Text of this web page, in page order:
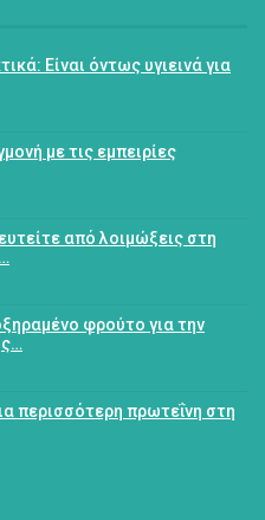
Είναι όντως υγιεινά για
με τις εμπειρίες
από λοιμώξεις στη
φρούτο για την
περισσότερη πρωτεΐνη στη